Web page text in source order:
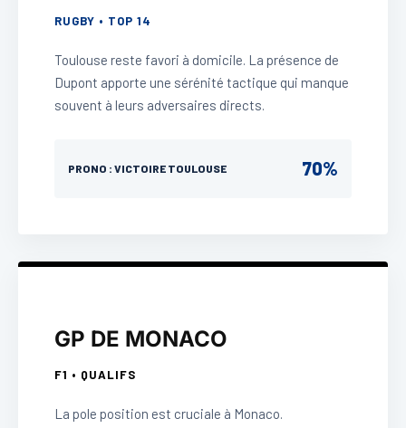
RUGBY • TOP 14
Toulouse reste favori à domicile. La présence de
Dupont apporte une sérénité tactique qui manque
souvent à leurs adversaires directs.
PRONO : VICTOIRE TOULOUSE 70%
GP DE MONACO
F1 • QUALIFS
La pole position est cruciale à Monaco.